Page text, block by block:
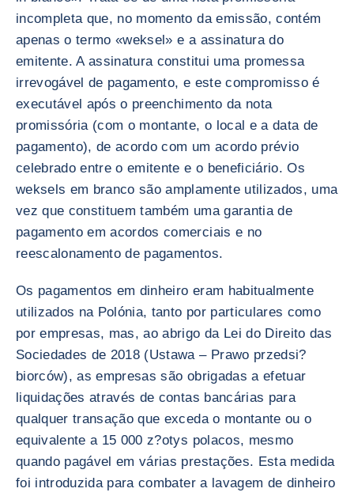
incompleta que, no momento da emissão, contém
apenas o termo «weksel» e a assinatura do
emitente. A assinatura constitui uma promessa
irrevogável de pagamento, e este compromisso é
executável após o preenchimento da nota
promissória (com o montante, o local e a data de
pagamento), de acordo com um acordo prévio
celebrado entre o emitente e o beneficiário. Os
weksels em branco são amplamente utilizados, uma
vez que constituem também uma garantia de
pagamento em acordos comerciais e no
reescalonamento de pagamentos.
Os pagamentos em dinheiro eram habitualmente
utilizados na Polónia, tanto por particulares como
por empresas, mas, ao abrigo da Lei do Direito das
Sociedades de 2018 (Ustawa – Prawo przedsi?
biorców), as empresas são obrigadas a efetuar
liquidações através de contas bancárias para
qualquer transação que exceda o montante ou o
equivalente a 15 000 z?otys polacos, mesmo
quando pagável em várias prestações. Esta medida
foi introduzida para combater a lavagem de dinheiro